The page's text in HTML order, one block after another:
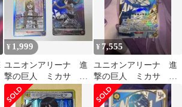
¥ 1,999
ユニオンアリーナ 進
撃の巨人 ミカサ パ
ラレル ヒストリア SR
¥ 7,555
ユニオンアリーナ 進
撃の巨人 ミカサ ユ
ニオンレア(UR)